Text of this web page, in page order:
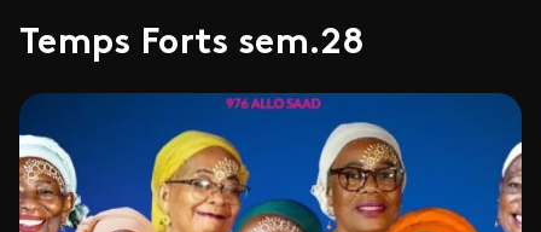
Temps Forts sem.28